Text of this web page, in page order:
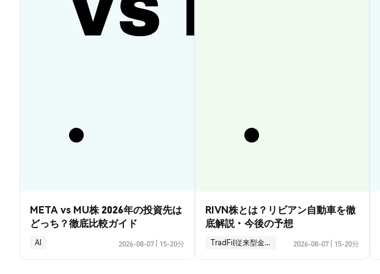
META vs MU株 2026年の投資先は
どっち？徹底比較ガイド
AI 2026-08-07 15-20分
RIVN株とは？リビアン自動車を徹
底解説・今後の予想
TradFi(従来型金融) 2026-08-07 15-20分